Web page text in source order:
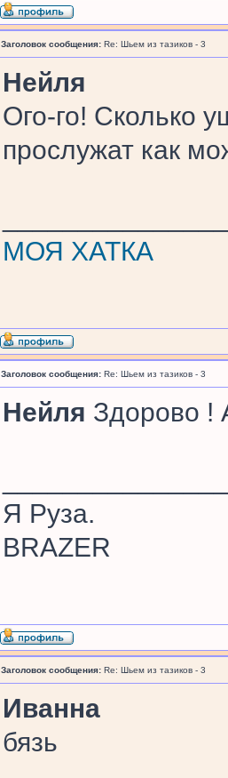
Заголовок сообщения: Re: Шьем из тазиков - 3
Нейля
Ого-го! Сколько
прослужат как
МОЯ ХАТКА
Заголовок сообщения: Re: Шьем из тазиков - 3
Нейля Здорово !
Я Руза.
BRAZER
Заголовок сообщения: Re: Шьем из тазиков - 3
Иванна
бязь